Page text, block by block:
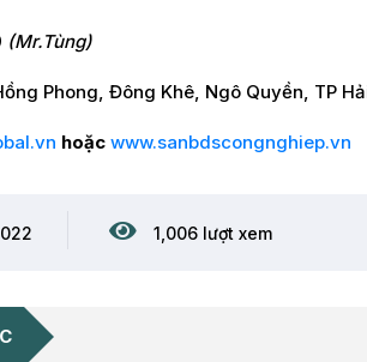
(Mr.Tùng)
Phong, Đông Khê, Ngô Quyền, TP
hoặc www.sanbdscongnghiep.vn
1,006 lượt xem